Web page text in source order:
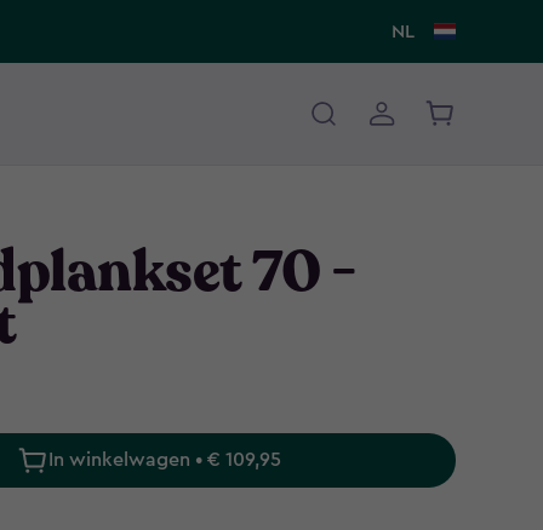
NL
70 -
In winkelwagen • € 109,95